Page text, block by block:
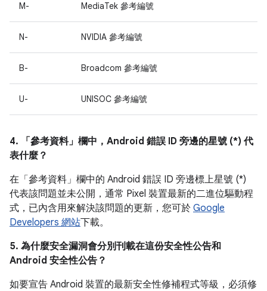
M- MediaTek 參考編號
N- NVIDIA 參考編號
B- Broadcom 參考編號
U- UNISOC 參考編號
4. 「參考資料」 欄中，Android 錯誤 ID 旁邊的星號 (*) 代
表什麼？
在「參考資料」 欄中的 Android 錯誤 ID 旁邊標上星號 (*)
代表該問題並未公開，通常 Pixel 裝置最新的二進位驅動程
式，已內含用來解決該問題的更新，您可於 Google
Developers 網站下載。
5. 為什麼安全漏洞會分別刊載在這份安全性公告和
Android 安全性公告？
如要宣告 Android 裝置的最新安全性修補程式等級，必須修